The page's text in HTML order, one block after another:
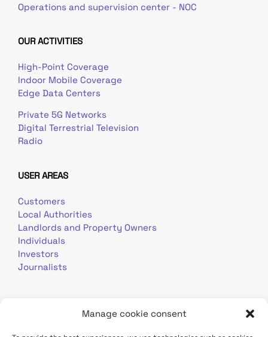
Manage cookie consent
Operations and supervision center - NOC
OUR ACTIVITIES
High-Point Coverage
Indoor Mobile Coverage
Edge Data Centers
Private 5G Networks
Digital Terrestrial Television
Radio
USER AREAS
Customers
Local Authorities
Landlords and Property Owners
Individuals
Investors
Journalists